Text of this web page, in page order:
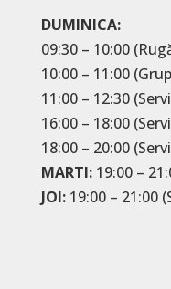
DUMINICA:
09:30 – 10:00
10:00 – 11:00
11:00 – 12:30
16:00 – 18:00
18:00 – 20:00
MARTI: 19:00 –
JOI: 19:00 – 21:00